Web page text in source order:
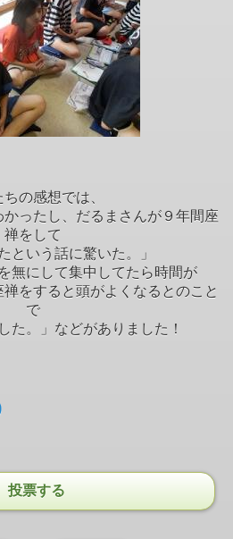
の感想では、
かったし、だるまさんが９年間座
禅をして
という話に驚いた。」
無にして集中してたら時間が
をすると頭がよくなるとのこと
で
た。」などがありました！
投票する